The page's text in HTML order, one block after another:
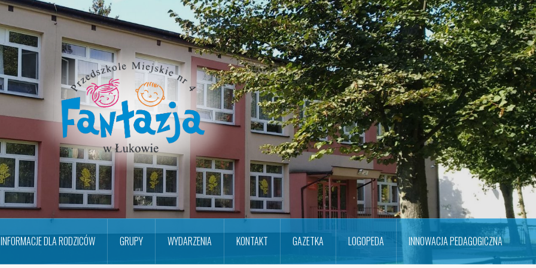
INFORMACJE DLA RODZICÓW GRUPY WYDARZENIA KONTAKT GAZETKA LOGOPEDA INNOWACJA PEDAGOGICZNA